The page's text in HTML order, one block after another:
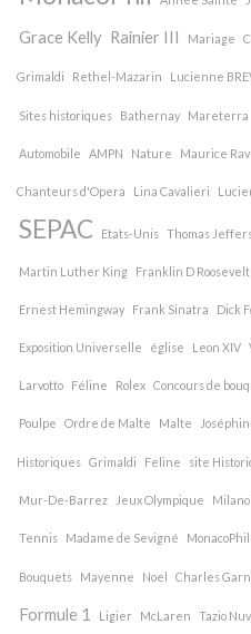
Grace Kelly Rainier III Mariage
Grimaldi Rethel-Mazarin Lucienne
Sites historiques Bathernay Mareterra
Automobile AMPN Nature Maurice
Chanteurs d'Opera Lina Cavalieri
SEPAC Etats-Unis Thomas
Martin Luther King Franklin D Roosevelt
Ernest Hemingway Frank Sinatra Dick
Exposition Universelle église Leon XIV
Larvotto Féline Rolex Concours de
Poulpe Ordre de Malte Malte
Historiques Grimaldi Feline site
Mur-De-Barrez Jeux Olympique
Tennis Madame de Sevigné
Bouquets Mayenne Noel Charles
Formule 1 Ligier McLaren Tazio